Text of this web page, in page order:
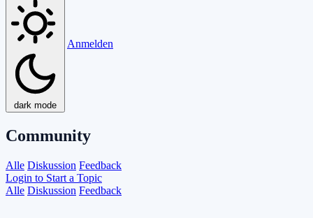
dark mode
Anmelden
Community
Alle Diskussion Feedback
Login to Start a Topic
Alle Diskussion Feedback